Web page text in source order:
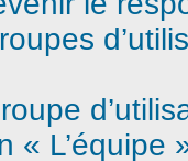
« L’équipe